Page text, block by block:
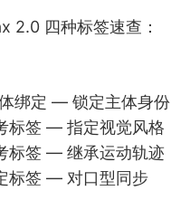
2.0 四种标签速查：
绑定 — 锁定主体身份
标签 — 指定视觉风格
标签 — 继承运动轨迹
标签 — 对口型同步